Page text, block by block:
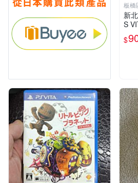
板橋
回收
新
S
的
便
$